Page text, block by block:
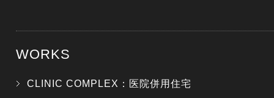
WORKS
CLINIC COMPLEX：医院併用住宅